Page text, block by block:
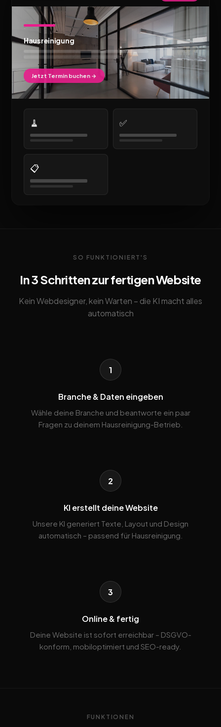
Hausreinigung
Jetzt Termin buchen →
🧹 ✅
📋
SO FUNKTIONIERT'S
In 3 Schritten zur fertigen Website
Kein Webdesigner, kein Warten – die KI macht alles
automatisch
1
Branche & Daten eingeben
Wähle deine Branche und beantworte ein paar
Fragen zu deinem Hausreinigung-Betrieb.
2
KI erstellt deine Website
Unsere KI generiert Texte, Layout und Design
automatisch – passend für Hausreinigung.
3
Online & fertig
Deine Website ist sofort erreichbar – DSGVO-
konform, mobiloptimiert und SEO-ready.
FUNKTIONEN